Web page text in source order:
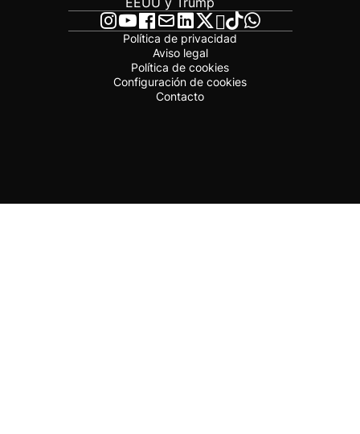
Política de privacidad
Aviso legal
Política de cookies
Configuración de cookies
Contacto